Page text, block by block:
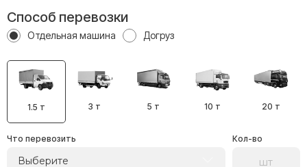
Способ перевозки
Отдельная машина Догруз
1.5 т 3 т 5 т 10 т 20 т
Что перевозить
Выберите
Кол-во